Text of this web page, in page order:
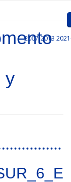
2007-2013
y